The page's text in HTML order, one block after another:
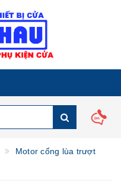
Motor cổng lùa trượt